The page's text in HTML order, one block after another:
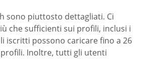
sono piuttosto dettagliati. Ci
che sufficienti sui profili, inclusi i
iscritti possono caricare fino a 26
Inoltre, tutti gli utenti